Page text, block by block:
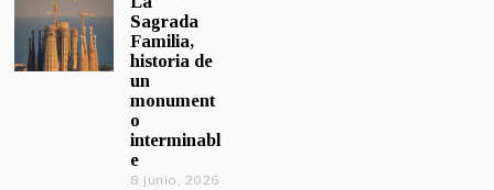
Sagrada
Familia,
historia de
un
monument
o
interminabl
e
8 junio, 2026